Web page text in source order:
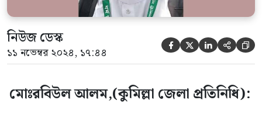
নিউজ ডেস্ক
১১ নভেম্বর ২০২৪, ১৭:৪৪     
মোঃরবিউল আলম,(কুমিল্লা জেলা প্রতিনিধি):